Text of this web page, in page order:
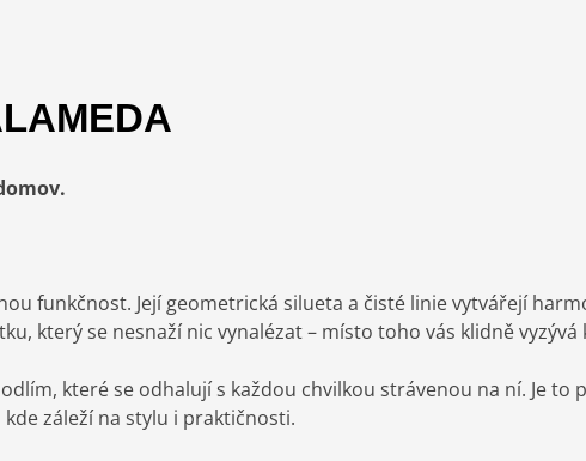
funkčnost. Její geometrická silueta a čisté linie vytvářejí
který se nesnaží nic vynalézat – místo toho vás klidně vyzývá
které se odhalují s každou chvilkou strávenou na ní. Je
záleží na stylu i praktičnosti.